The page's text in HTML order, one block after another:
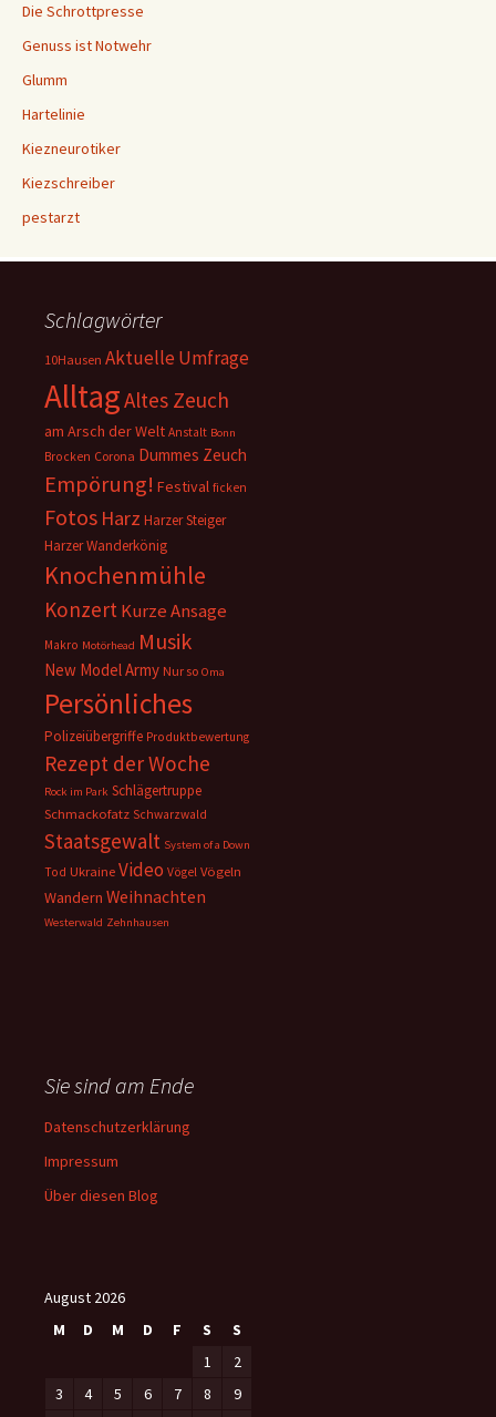
Die Schrottpresse
Genuss ist Notwehr
Glumm
Hartelinie
Kiezneurotiker
Kiezschreiber
pestarzt
Schlagwörter
10Hausen Aktuelle Umfrage
AlltagAltes Zeuch
am Arsch der Welt Anstalt Bonn
Brocken Corona Dummes Zeuch
Empörung! Festival ficken
Fotos Harz Harzer Steiger
Harzer Wanderkönig
Knochenmühle
KonzertKurze Ansage
Makro Motörhead Musik
New Model Army Nur so Oma
Persönliches
Polizeiübergriffe Produktbewertung
Rezept der Woche
Rock im Park Schlägertruppe
Schmackofatz Schwarzwald
Staatsgewalt System of a Down
Tod Ukraine Video Vögel Vögeln
Wandern Weihnachten
Westerwald Zehnhausen
Sie sind am Ende
Datenschutzerklärung
Impressum
Über diesen Blog
August 2026
M
D M D F S
S
1
2
3
4 5 6 7 8
9